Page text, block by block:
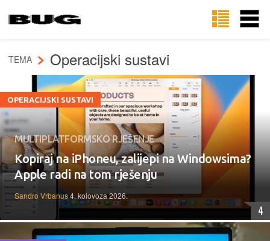
TEMA Operacijski sustavi
OPERACIJSKI SUSTAVI
MULTIPLATFORMSKO RJEŠENJE
Kopiraj na iPhoneu, zalijepi na Windowsima?
Apple radi na tom rješenju
Sandro Vrbanus4. kolovoza 2026.
4